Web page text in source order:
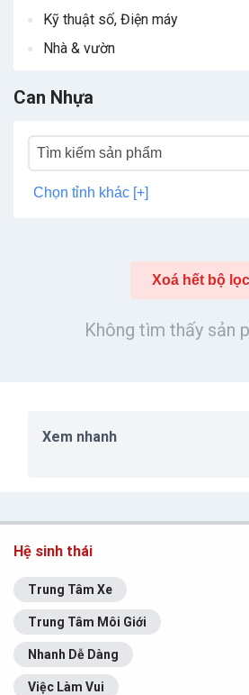
Can Nhựa
Chọn tỉnh khác [+]
Xoá hết bộ lọc
Không tìm thấy sản
Kỹ thuật số, Điện máy
Nhà & vườn
Xem nhanh
Hệ sinh thái
Trung Tâm Xe
Trung Tâm Môi Giới
Nhanh Dễ Dàng
Việc Làm Vui